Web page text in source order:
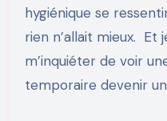
hygiénique se
rien n’allait mieux.
m’inquiéter de voir
temporaire devenir